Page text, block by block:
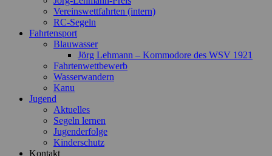
Vereinswettfahrten (intern)
RC-Segeln
Fahrtensport
Blauwasser
Jörg Lehmann – Kommodore des WSV 1921
Fahrtenwettbewerb
Wasserwandern
Kanu
Jugend
Aktuelles
Segeln lernen
Jugenderfolge
Kinderschutz
Kontakt